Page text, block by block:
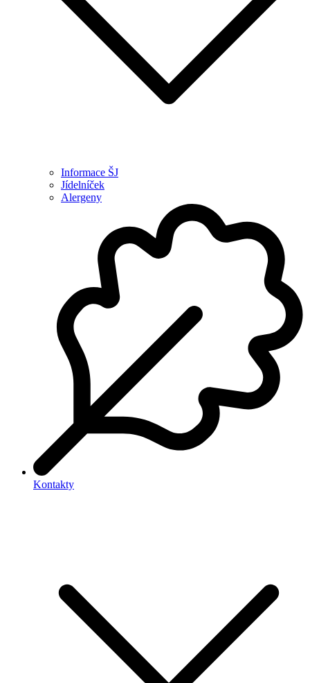
Informace ŠJ
Jídelníček
Alergeny
Kontakty